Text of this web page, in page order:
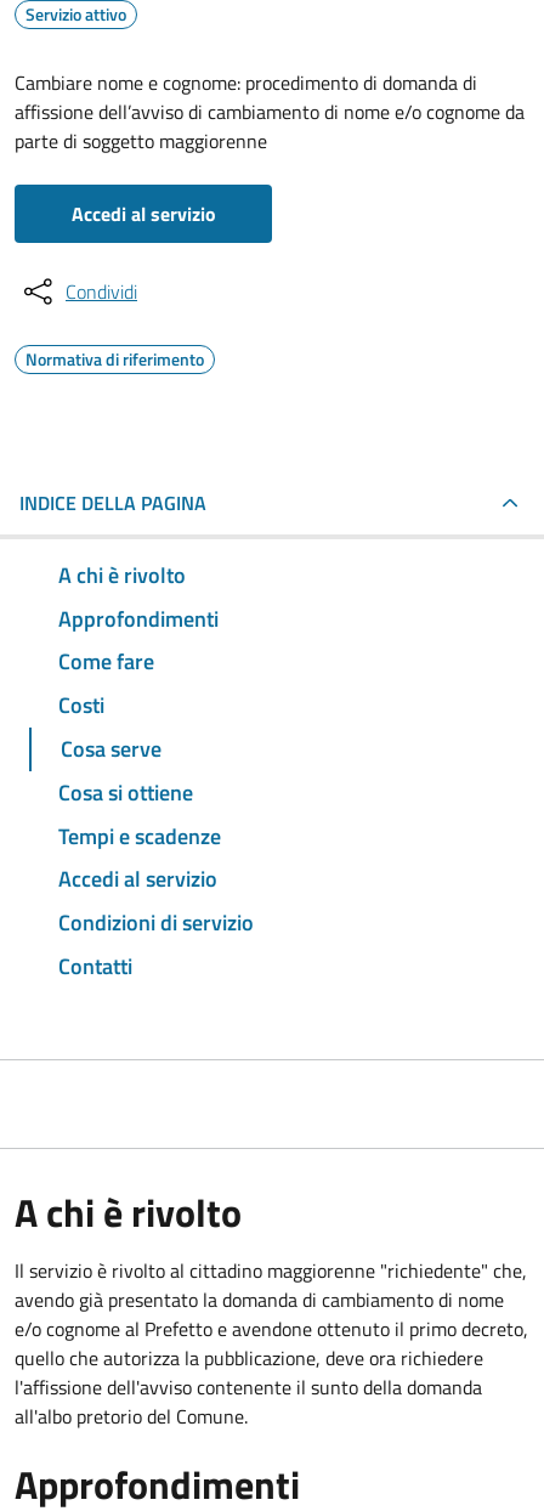
Servizio attivo
Cambiare nome e cognome: procedimento di domanda di
affissione dell’avviso di cambiamento di nome e/o cognome da
parte di soggetto maggiorenne
Accedi al servizio
Condividi
Normativa di riferimento
INDICE DELLA PAGINA
A chi è rivolto
Approfondimenti
Come fare
Costi
Cosa serve
Cosa si ottiene
Tempi e scadenze
Accedi al servizio
Condizioni di servizio
Contatti
A chi è rivolto
Il servizio è rivolto al cittadino maggiorenne "richiedente" che,
avendo già presentato la domanda di cambiamento di nome
e/o cognome al Prefetto e avendone ottenuto il primo decreto,
quello che autorizza la pubblicazione, deve ora richiedere
l'affissione dell'avviso contenente il sunto della domanda
all'albo pretorio del Comune.
Approfondimenti